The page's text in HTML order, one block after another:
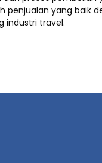
penjualan yang baik
industri travel.